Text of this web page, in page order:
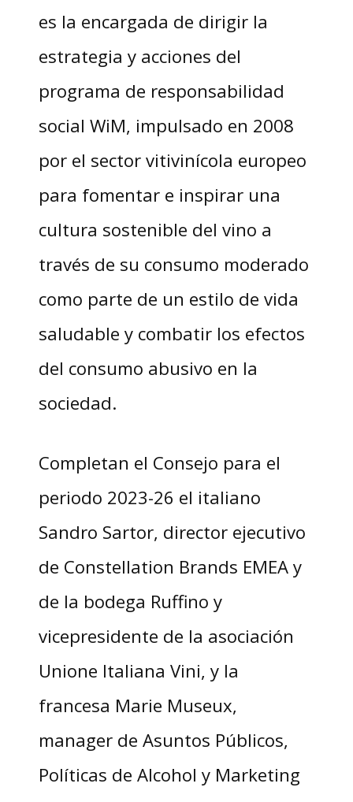
es la encargada de dirigir la
estrategia y acciones del
programa de responsabilidad
social WiM, impulsado en 2008
por el sector vitivinícola europeo
para fomentar e inspirar una
cultura sostenible del vino a
través de su consumo moderado
como parte de un estilo de vida
saludable y combatir los efectos
del consumo abusivo en la
sociedad.
Completan el Consejo para el
periodo 2023-26 el italiano
Sandro Sartor, director ejecutivo
de Constellation Brands EMEA y
de la bodega Ruffino y
vicepresidente de la asociación
Unione Italiana Vini, y la
francesa Marie Museux,
manager de Asuntos Públicos,
Políticas de Alcohol y Marketing